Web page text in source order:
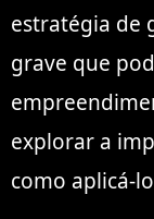
estratégia de
grave que
explorar a
como aplicá-